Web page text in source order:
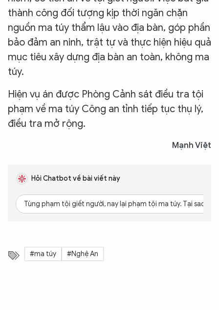
thành công đối tượng kịp thời ngăn chặn
nguồn ma túy thẩm lậu vào địa bàn, góp phần
bảo đảm an ninh, trật tự và thực hiện hiệu quả
mục tiêu xây dựng địa bàn an toàn, không ma
túy.
Hiện vụ án được Phòng Cảnh sát điều tra tội
phạm về ma túy Công an tỉnh tiếp tục thụ lý,
điều tra mở rộng.
Mạnh Việt
Hỏi Chatbot về bài viết này
Tùng phạm tội giết người, nay lại phạm tội ma túy. Tại sao?
#ma túy #Nghệ An